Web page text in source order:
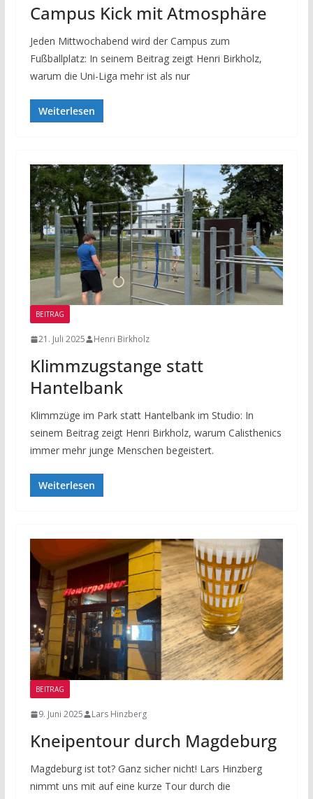
Campus Kick mit Atmosphäre
Jeden Mittwochabend wird der Campus zum
Fußballplatz: In seinem Beitrag zeigt Henri Birkholz,
warum die Uni-Liga mehr ist als nur
Weiterlesen
BEITRAG
21. Juli 2025 Henri Birkholz
Klimmzugstange statt
Hantelbank
Klimmzüge im Park statt Hantelbank im Studio: In
seinem Beitrag zeigt Henri Birkholz, warum Calisthenics
immer mehr junge Menschen begeistert.
Weiterlesen
BEITRAG
9. Juni 2025 Lars Hinzberg
Kneipentour durch Magdeburg
Magdeburg ist tot? Ganz sicher nicht! Lars Hinzberg
nimmt uns mit auf eine kurze Tour durch die